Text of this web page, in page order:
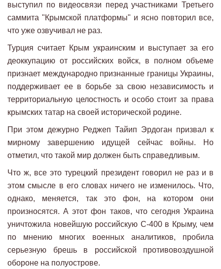
выступил по видеосвязи перед участниками Третьего
саммита "Крымской платформы" и ясно повторил все,
что уже озвучивал не раз.
Турция считает Крым украинским и выступает за его
деоккупацию от российских войск, в полном объеме
признает международно признанные границы Украины,
поддерживает ее в борьбе за свою независимость и
территориальную целостность и особо стоит за права
крымских татар на своей исторической родине.
При этом дежурно Реджеп Тайип Эрдоган призвал к
мирному завершению идущей сейчас войны. Но
отметил, что такой мир должен быть справедливым.
Что ж, все это турецкий президент говорил не раз и в
этом смысле в его словах ничего не изменилось. Что,
однако, меняется, так это фон, на котором они
произносятся. А этот фон таков, что сегодня Украина
уничтожила новейшую российскую С-400 в Крыму, чем
по мнению многих военных аналитиков, пробила
серьезную брешь в российской противовоздушной
обороне на полуострове.